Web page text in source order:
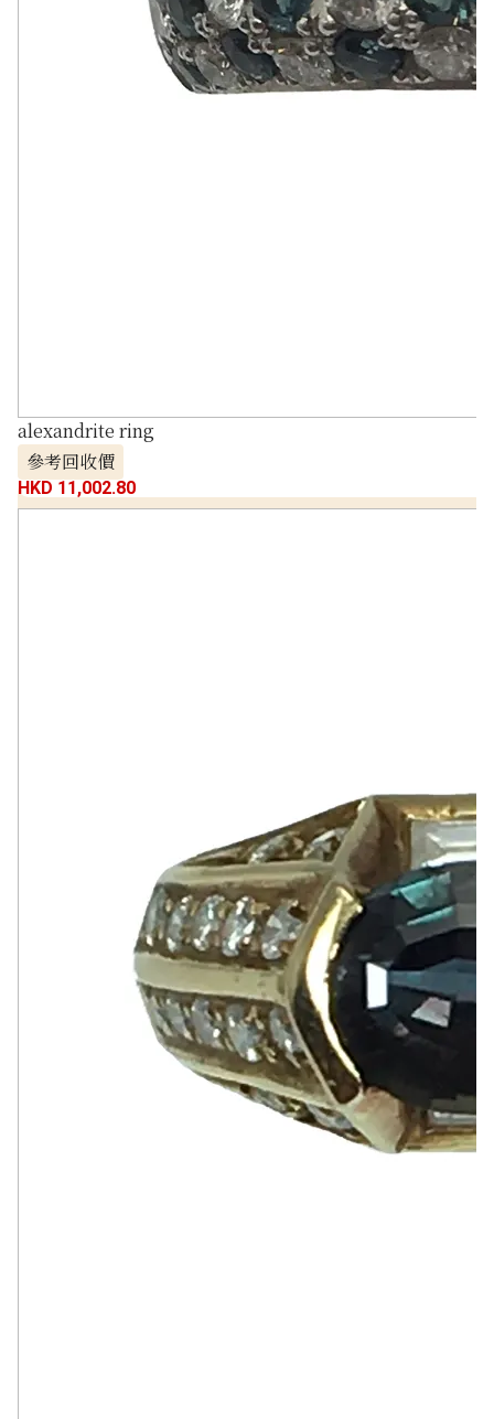
alexandrite ring
參考回收價
HKD 11,002.80